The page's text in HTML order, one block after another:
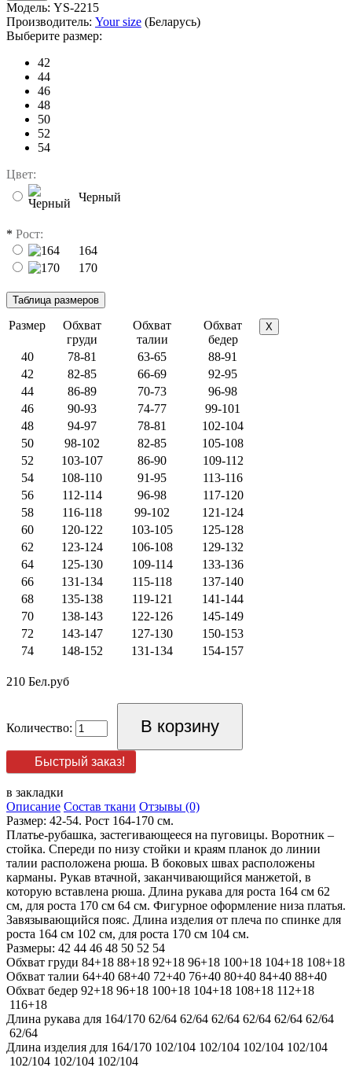
Модель: YS-2215
Производитель: Your size (Беларусь)
Выберите размер:
42
44
46
48
50
52
54
Цвет:
Черный
* Рост:
164
170
Размер
Обхват
груди
Обхват
талии
Обхват
бедер
X
40 78-81 63-65
88-91
42
82-85 66-69
92-95
44
86-89 70-73
96-98
46
90-93 74-77
99-101
48
94-97 78-81
102-104
50
98-102 82-85
105-108
52
103-107 86-90
109-112
54
108-110 91-95
113-116
56
112-114 96-98
117-120
58
116-118 99-102
121-124
60
120-122 103-105
125-128
62
123-124 106-108
129-132
64
125-130 109-114
133-136
66
131-134 115-118
137-140
68
135-138 119-121
141-144
70
138-143 122-126
145-149
72
143-147 127-130
150-153
74
148-152 131-134 154-157
210 Бел.руб
Количество:
Быстрый заказ!
в закладки
Описание Состав ткани Отзывы (0)
Размер: 42-54. Рост 164-170 см.
Платье-рубашка, застегивающееся на пуговицы. Воротник –
стойка. Спереди по низу стойки и краям планок до линии
талии расположена рюша. В боковых швах расположены
карманы. Рукав втачной, заканчивающийся манжетой, в
которую вставлена рюша. Длина рукава для роста 164 см 62
см, для роста 170 см 64 см. Фигурное оформление низа платья.
Завязывающийся пояс. Длина изделия от плеча по спинке для
роста 164 см 102 см, для роста 170 см 104 см.
Размеры: 42 44 46 48 50 52 54
Обхват груди 84+18 88+18 92+18 96+18 100+18 104+18 108+18
Обхват талии 64+40 68+40 72+40 76+40 80+40 84+40 88+40
Обхват бедер 92+18 96+18 100+18 104+18 108+18 112+18
116+18
Длина рукава для 164/170 62/64 62/64 62/64 62/64 62/64 62/64
62/64
Длина изделия для 164/170 102/104 102/104 102/104 102/104
102/104 102/104 102/104